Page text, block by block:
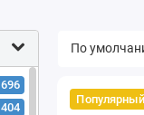
Популярный